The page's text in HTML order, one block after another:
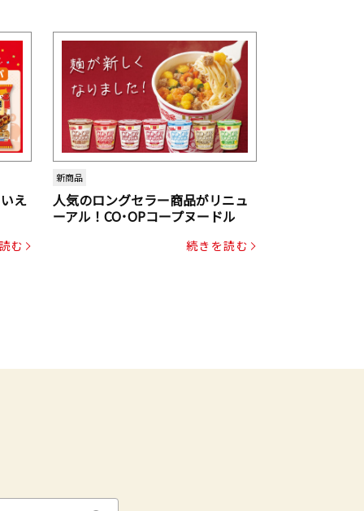
え
む
新商品
人気のロングセラー商品がリニュ
ーアル！CO･OPコープヌードル
続きを読む